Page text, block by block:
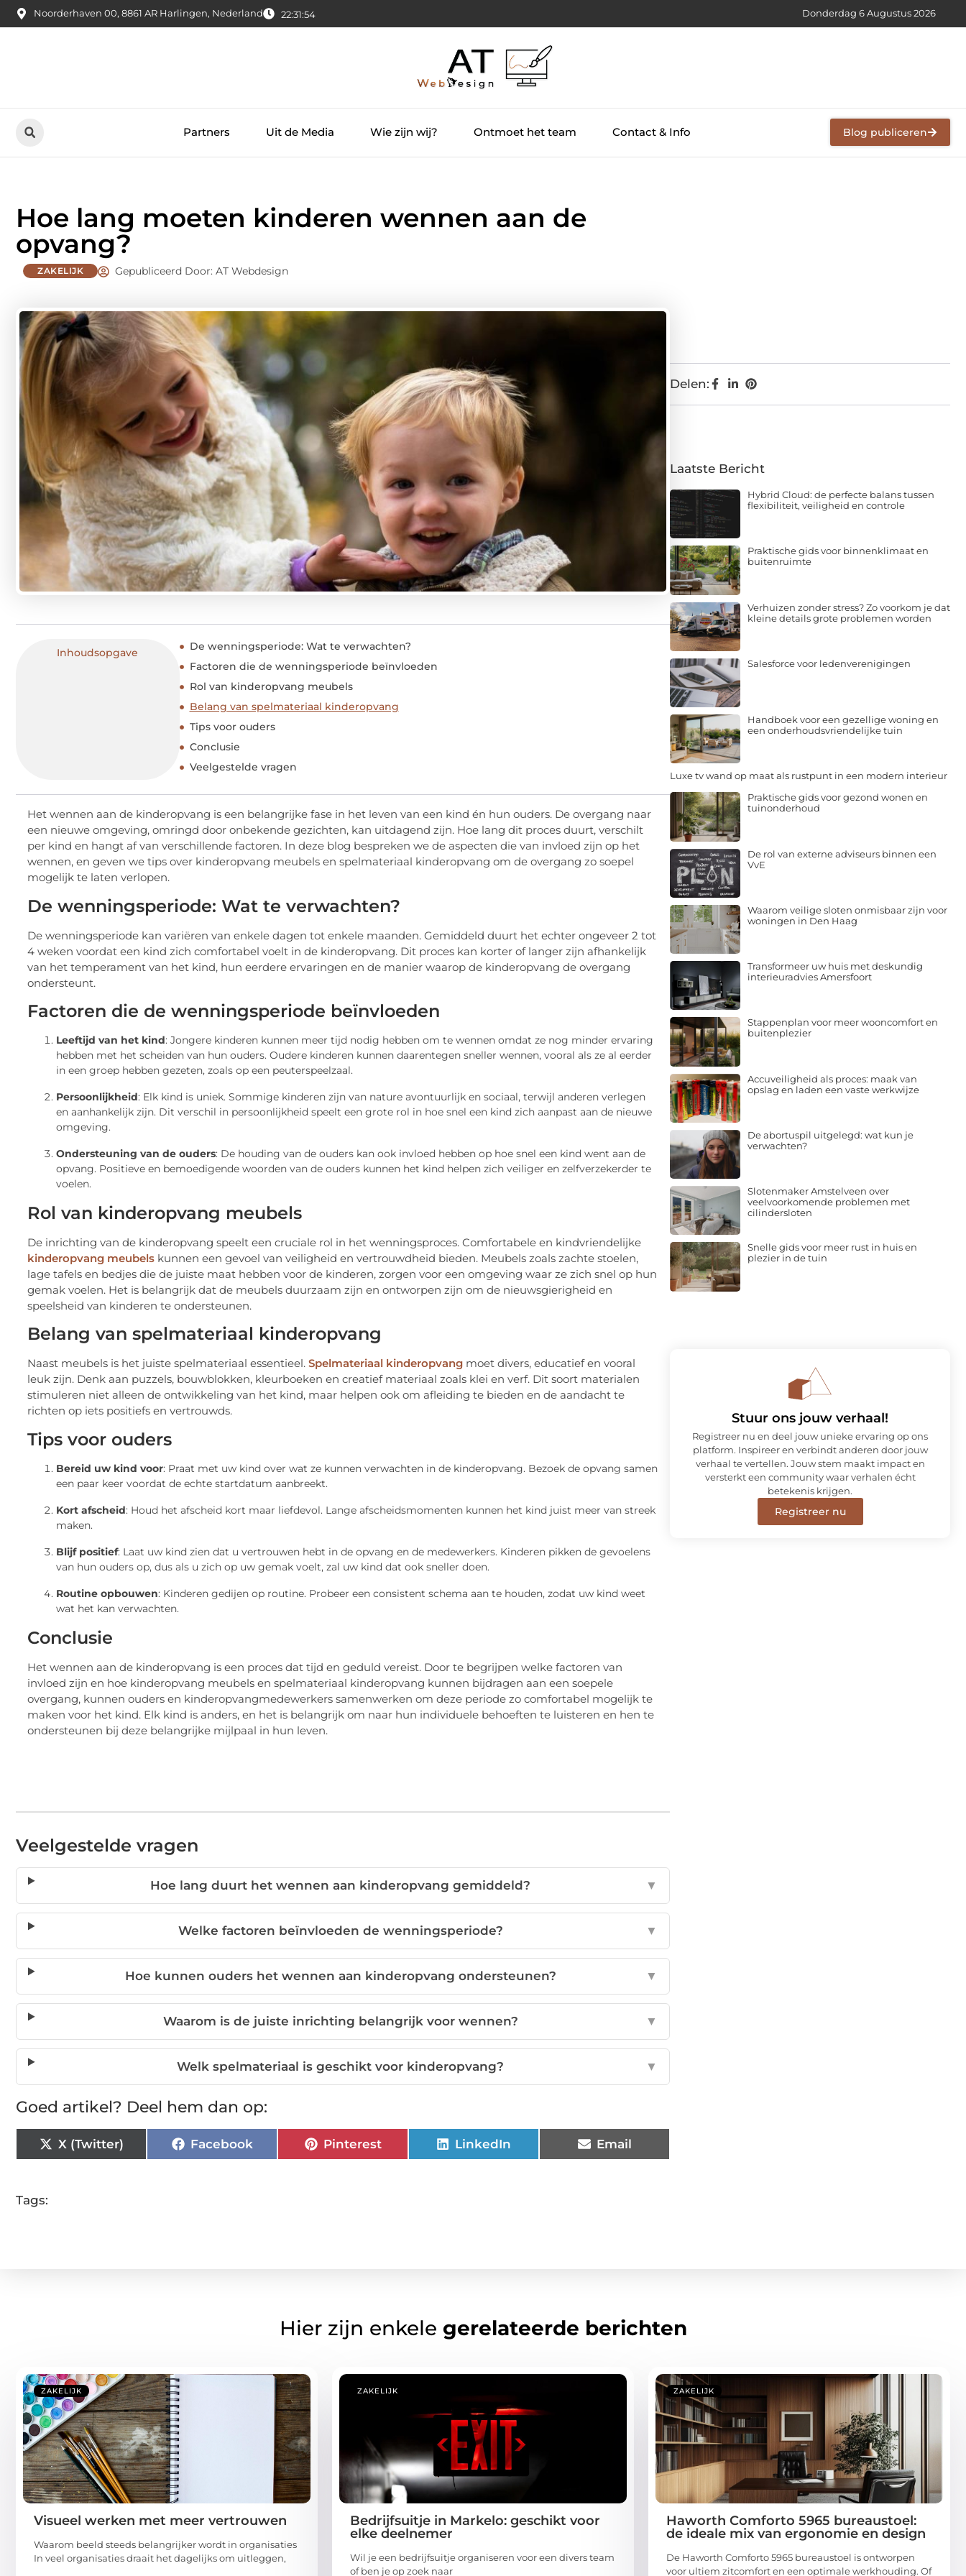
Noorderhaven 00, 8861 AR Harlingen, Nederland 22:31:56 Donderdag 6 Augustus 2026
Partners Uit de Media Wie zijn wij? Ontmoet het team Contact & Info Blog publiceren
Hoe lang moeten kinderen wennen aan de
opvang?
ZAKELIJK Gepubliceerd Door: AT Webdesign
Inhoudsopgave
De wenningsperiode: Wat te verwachten?
Factoren die de wenningsperiode beïnvloeden
Rol van kinderopvang meubels
Belang van spelmateriaal kinderopvang
Tips voor ouders
Conclusie
Veelgestelde vragen
Het wennen aan de kinderopvang is een belangrijke fase in het leven van een kind én hun ouders. De overgang naar
een nieuwe omgeving, omringd door onbekende gezichten, kan uitdagend zijn. Hoe lang dit proces duurt, verschilt
per kind en hangt af van verschillende factoren. In deze blog bespreken we de aspecten die van invloed zijn op het
wennen, en geven we tips over kinderopvang meubels en spelmateriaal kinderopvang om de overgang zo soepel
mogelijk te laten verlopen.
De wenningsperiode: Wat te verwachten?
De wenningsperiode kan variëren van enkele dagen tot enkele maanden. Gemiddeld duurt het echter ongeveer 2 tot
4 weken voordat een kind zich comfortabel voelt in de kinderopvang. Dit proces kan korter of langer zijn afhankelijk
van het temperament van het kind, hun eerdere ervaringen en de manier waarop de kinderopvang de overgang
ondersteunt.
Factoren die de wenningsperiode beïnvloeden
Leeftijd van het kind: Jongere kinderen kunnen meer tijd nodig hebben om te wennen omdat ze nog minder ervaring
hebben met het scheiden van hun ouders. Oudere kinderen kunnen daarentegen sneller wennen, vooral als ze al eerder
in een groep hebben gezeten, zoals op een peuterspeelzaal.
Persoonlijkheid: Elk kind is uniek. Sommige kinderen zijn van nature avontuurlijk en sociaal, terwijl anderen verlegen
en aanhankelijk zijn. Dit verschil in persoonlijkheid speelt een grote rol in hoe snel een kind zich aanpast aan de nieuwe
omgeving.
Ondersteuning van de ouders: De houding van de ouders kan ook invloed hebben op hoe snel een kind went aan de
opvang. Positieve en bemoedigende woorden van de ouders kunnen het kind helpen zich veiliger en zelfverzekerder te
voelen.
Rol van kinderopvang meubels
De inrichting van de kinderopvang speelt een cruciale rol in het wenningsproces. Comfortabele en kindvriendelijke
kinderopvang meubels kunnen een gevoel van veiligheid en vertrouwdheid bieden. Meubels zoals zachte stoelen,
lage tafels en bedjes die de juiste maat hebben voor de kinderen, zorgen voor een omgeving waar ze zich snel op hun
gemak voelen. Het is belangrijk dat de meubels duurzaam zijn en ontworpen zijn om de nieuwsgierigheid en
speelsheid van kinderen te ondersteunen.
Belang van spelmateriaal kinderopvang
Naast meubels is het juiste spelmateriaal essentieel. Spelmateriaal kinderopvang moet divers, educatief en vooral
leuk zijn. Denk aan puzzels, bouwblokken, kleurboeken en creatief materiaal zoals klei en verf. Dit soort materialen
stimuleren niet alleen de ontwikkeling van het kind, maar helpen ook om afleiding te bieden en de aandacht te
richten op iets positiefs en vertrouwds.
Tips voor ouders
Bereid uw kind voor: Praat met uw kind over wat ze kunnen verwachten in de kinderopvang. Bezoek de opvang samen
een paar keer voordat de echte startdatum aanbreekt.
Kort afscheid: Houd het afscheid kort maar liefdevol. Lange afscheidsmomenten kunnen het kind juist meer van streek
maken.
Blijf positief: Laat uw kind zien dat u vertrouwen hebt in de opvang en de medewerkers. Kinderen pikken de gevoelens
van hun ouders op, dus als u zich op uw gemak voelt, zal uw kind dat ook sneller doen.
Routine opbouwen: Kinderen gedijen op routine. Probeer een consistent schema aan te houden, zodat uw kind weet
wat het kan verwachten.
Conclusie
Het wennen aan de kinderopvang is een proces dat tijd en geduld vereist. Door te begrijpen welke factoren van
invloed zijn en hoe kinderopvang meubels en spelmateriaal kinderopvang kunnen bijdragen aan een soepele
overgang, kunnen ouders en kinderopvangmedewerkers samenwerken om deze periode zo comfortabel mogelijk te
maken voor het kind. Elk kind is anders, en het is belangrijk om naar hun individuele behoeften te luisteren en hen te
ondersteunen bij deze belangrijke mijlpaal in hun leven.
Veelgestelde vragen
Hoe lang duurt het wennen aan kinderopvang gemiddeld? ▼
Welke factoren beïnvloeden de wenningsperiode? ▼
Hoe kunnen ouders het wennen aan kinderopvang ondersteunen? ▼
Waarom is de juiste inrichting belangrijk voor wennen? ▼
Welk spelmateriaal is geschikt voor kinderopvang? ▼
Goed artikel? Deel hem dan op:
X (Twitter) Facebook Pinterest LinkedIn Email
Tags:
Delen:
Laatste Bericht
Hybrid Cloud: de perfecte balans tussen
flexibiliteit, veiligheid en controle
Praktische gids voor binnenklimaat en
buitenruimte
Verhuizen zonder stress? Zo voorkom je dat
kleine details grote problemen worden
Salesforce voor ledenverenigingen
Handboek voor een gezellige woning en
een onderhoudsvriendelijke tuin
Luxe tv wand op maat als rustpunt in een modern interieur
Praktische gids voor gezond wonen en
tuinonderhoud
De rol van externe adviseurs binnen een
VvE
Waarom veilige sloten onmisbaar zijn voor
woningen in Den Haag
Transformeer uw huis met deskundig
interieuradvies Amersfoort
Stappenplan voor meer wooncomfort en
buitenplezier
Accuveiligheid als proces: maak van
opslag en laden een vaste werkwijze
De abortuspil uitgelegd: wat kun je
verwachten?
Slotenmaker Amstelveen over
veelvoorkomende problemen met
cilindersloten
Snelle gids voor meer rust in huis en
plezier in de tuin
Stuur ons jouw verhaal!
Registreer nu en deel jouw unieke ervaring op ons
platform. Inspireer en verbindt anderen door jouw
verhaal te vertellen. Jouw stem maakt impact en
versterkt een community waar verhalen écht
betekenis krijgen.
Registreer nu
Hier zijn enkele gerelateerde berichten
ZAKELIJK
Visueel werken met meer vertrouwen
Waarom beeld steeds belangrijker wordt in organisaties
In veel organisaties draait het dagelijks om uitleggen,
ZAKELIJK
Bedrijfsuitje in Markelo: geschikt voor
elke deelnemer
Wil je een bedrijfsuitje organiseren voor een divers team
of ben je op zoek naar
ZAKELIJK
Haworth Comforto 5965 bureaustoel:
de ideale mix van ergonomie en design
De Haworth Comforto 5965 bureaustoel is ontworpen
voor ultiem zitcomfort en een optimale werkhouding. Of